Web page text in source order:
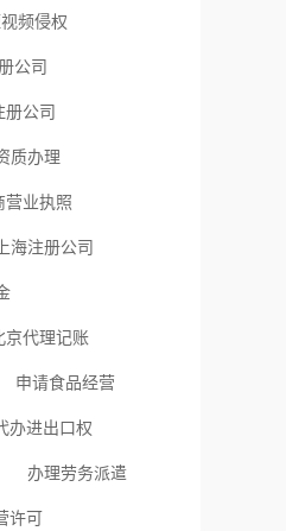
频侵权
公司
册公司
质办理
营业执照
上海注册公司
京代理记账
申请食品经营
办进出口权
办理劳务派遣
许可